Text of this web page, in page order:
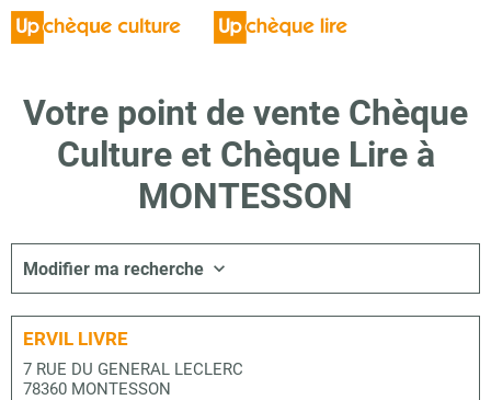
Votre point de vente Chèque
Culture et Chèque Lire à
MONTESSON
Modifier ma recherche
ERVIL LIVRE
7 RUE DU GENERAL LECLERC
78360 MONTESSON